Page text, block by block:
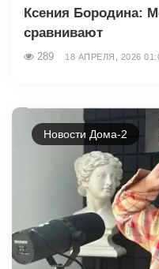
Ксения Бородина:
сравнивают
289 18 АПРЕЛЯ, 2026
Новости Дома-2